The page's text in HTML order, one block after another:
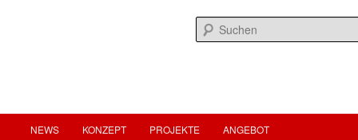
NEWS KONZEPT PROJEKTE ANGEBOT